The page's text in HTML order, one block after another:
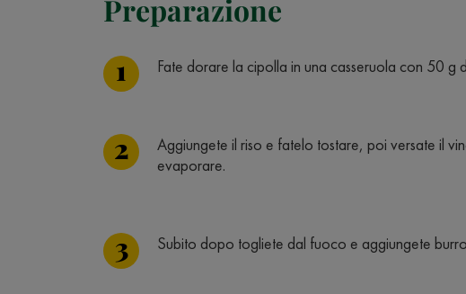
Preparazione
Fate dorare la cipolla in una casseruola con 50 g
Aggiungete il riso e fatelo tostare, poi versate il
evaporare.
Subito dopo togliete dal fuoco e aggiungete